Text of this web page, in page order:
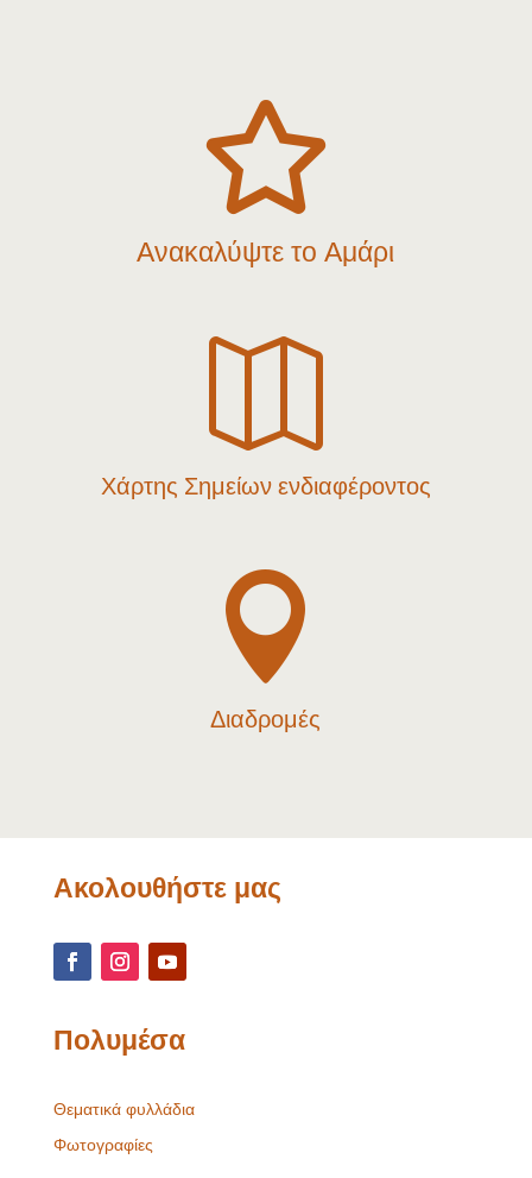

Ανακαλύψτε το Αμάρι

Χάρτης Σημείων ενδιαφέροντος

Διαδρομές
Ακολουθήστε μας
Πολυμέσα
Θεματικά φυλλάδια
Φωτογραφίες